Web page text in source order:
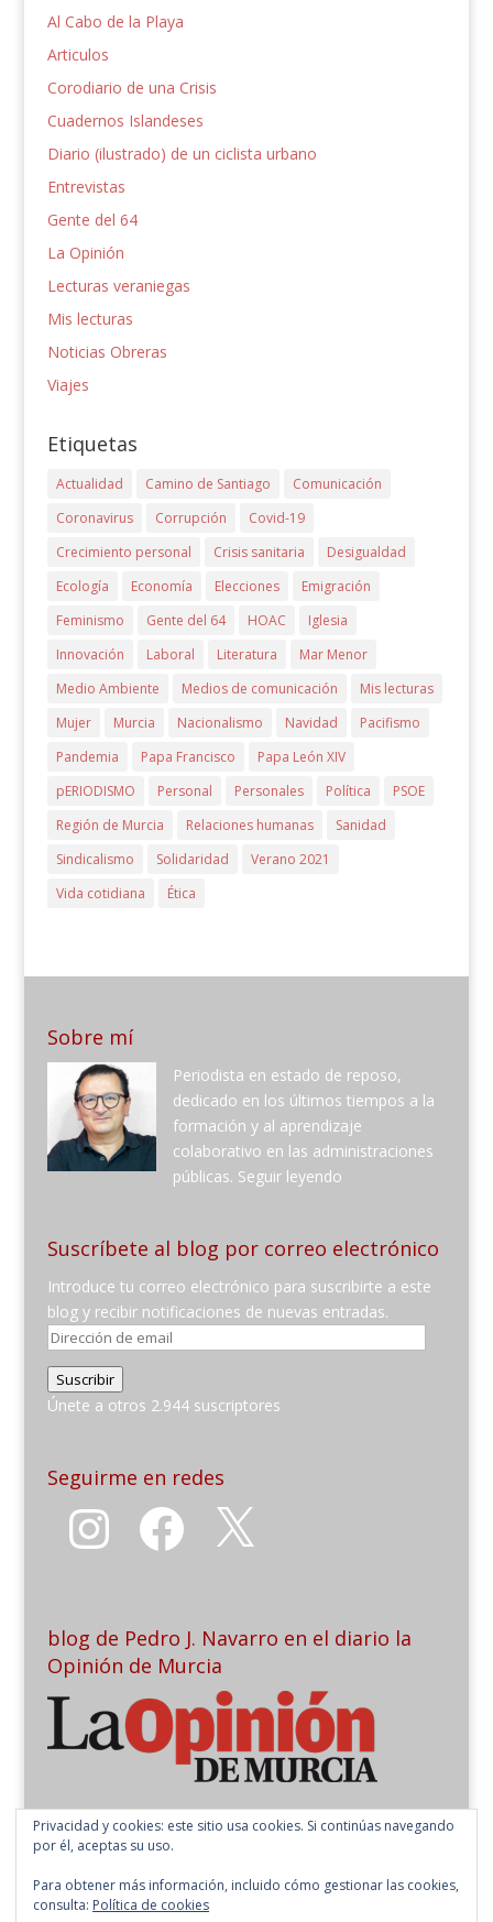
Al Cabo de la Playa
Articulos
Corodiario de una Crisis
Cuadernos Islandeses
Diario (ilustrado) de un ciclista urbano
Entrevistas
Gente del 64
La Opinión
Lecturas veraniegas
Mis lecturas
Noticias Obreras
Viajes
Etiquetas
Actualidad Camino de Santiago
Comunicación
Coronavirus
Corrupción
Covid-19
Crecimiento personal
Crisis sanitaria
Desigualdad
Ecología
Economía Elecciones
Emigración
Feminismo
Gente del 64 HOAC
Iglesia
Innovación
Laboral Literatura
Mar Menor
Medio Ambiente
Medios de comunicación
Mis lecturas
Mujer
Murcia Nacionalismo Navidad
Pacifismo
Pandemia
Papa Francisco
Papa León XIV
pERIODISMO
Personal Personales Política
PSOE
Región de Murcia
Relaciones humanas
Sanidad
Sindicalismo
Solidaridad
Verano 2021
Vida cotidiana
Ética
Sobre mí
Periodista en estado de reposo,
dedicado en los últimos tiempos a la
formación y al aprendizaje
colaborativo en las administraciones
públicas. Seguir leyendo
Suscríbete al blog por correo electrónico
Introduce tu correo electrónico para suscribirte a este
blog y recibir notificaciones de nuevas entradas.
Dirección
de
email
Suscribir
Únete a otros 2.944 suscriptores
Seguirme en redes
Instagram Facebook
blog de Pedro J. Navarro en el diario la
Opinión de Murcia
Privacidad y cookies: este sitio usa cookies. Si continúas navegando
por él, aceptas su uso.
Para obtener más información, incluido cómo gestionar las cookies,
consulta: Política de cookies